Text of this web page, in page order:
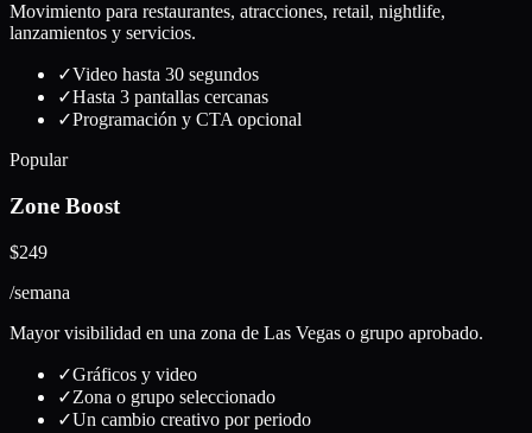
Movimiento para restaurantes, atracciones, retail, nightlife,
lanzamientos y servicios.
✓Video hasta 30 segundos
✓Hasta 3 pantallas cercanas
✓Programación y CTA opcional
Popular
Zone Boost
$249
/semana
Mayor visibilidad en una zona de Las Vegas o grupo aprobado.
✓Gráficos y video
✓Zona o grupo seleccionado
✓Un cambio creativo por periodo